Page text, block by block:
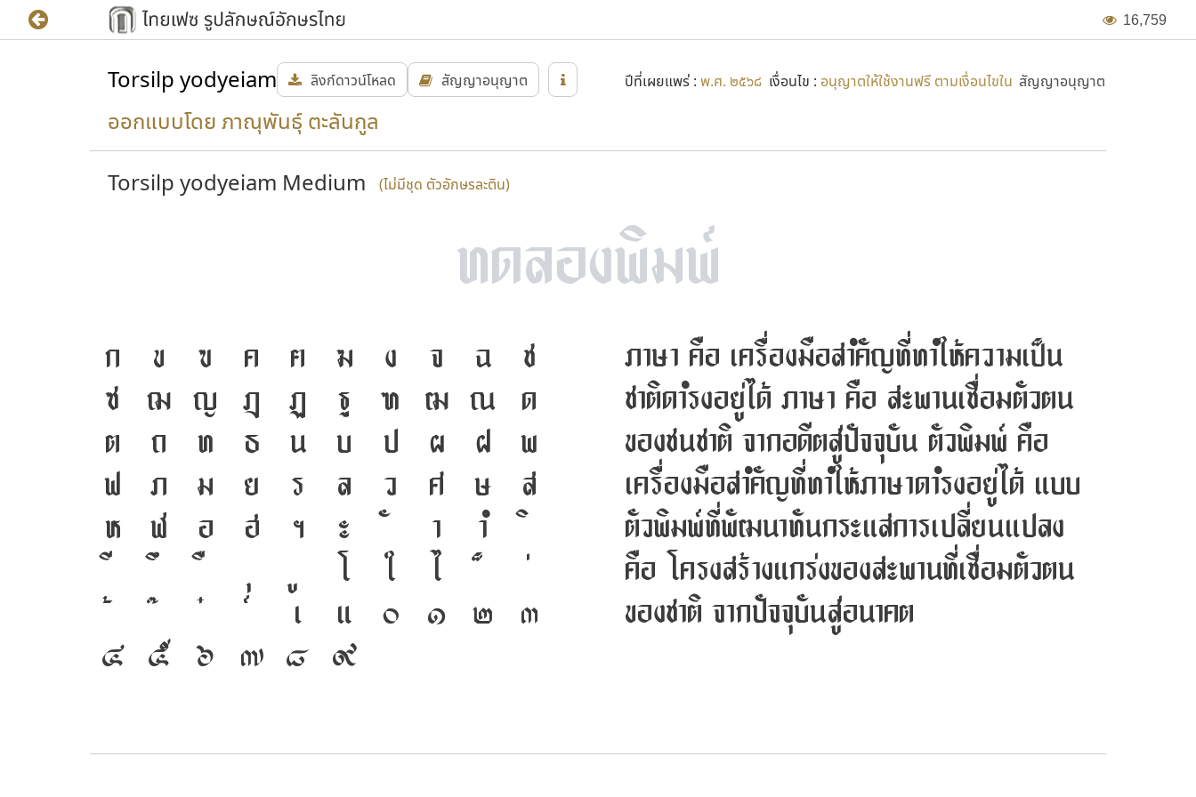
16,759
Torsilp yodyeiam ลิงก์ดาวน์โหลด สัญญาอนุญาต ปีที่เผยแพร่ : พ.ศ. ๒๕๖๘ เงื่อนไข : อนุญาตให้ใช้งานฟรี ตามเงื่อนไขใน สัญญาอนุญาต
ออกแบบโดย ภาณุพันธุ์ ตะลันกูล
Torsilp yodyeiam Medium (ไม่มีชุด ตัวอักษรละติน)
ก ข ฃ ค ฅ ฆ ง จ ฉ
ช
ซ
ฌ ญ ฎ ฏ ฐ ฑ ฒ ณ
ด
ต
ถ ท ธ น บ ป ผ ฝ
พ
ฟ
ภ ม ย ร ล ว ศ ษ
ส
ห
ฬ อ ฮ ฯ ะ า
ำ
โ
ใ
ไ
เ
แ ๐ ๑ ๒
๓
๔
๕ ๖ ๗ ๘ ๙
ภาษา คือ เครื่องมือสำคัญที่ทำให้ความเป็น
ชาติดำรงอยู่ได้ ภาษา คือ สะพานเชื่อมตัวตน
ของชนชาติ จากอดีตสู่ปัจจุบัน ตัวพิมพ์ คือ
เครื่องมือสำคัญที่ทำให้ภาษาดำรงอยู่ได้ แบบ
ตัวพิมพ์ที่พัฒนาทันกระแสการเปลี่ยนแปลง
คือ โครงสร้างแกร่งของสะพานที่เชื่อมตัวตน
ของชาติ จากปัจจุบันสู่อนาคต